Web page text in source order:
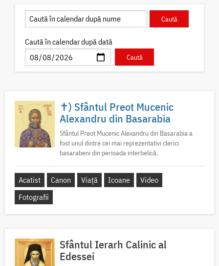
Caută în calendar după dată
✝) Sfântul Preot Mucenic
Alexandru din Basarabia
Sfântul Preot Mucenic Alexandru din Basarabia a
fost unul dintre cei mai reprezentativi clerici
basarabeni din perioada interbelică.
Acatist Canon Viață Icoane
Video
Fotografii
Sfântul Ierarh Calinic al
Edessei